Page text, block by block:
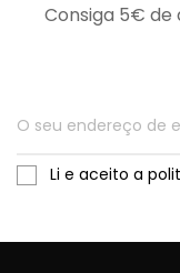
Consiga 5€ de
Li e aceito a